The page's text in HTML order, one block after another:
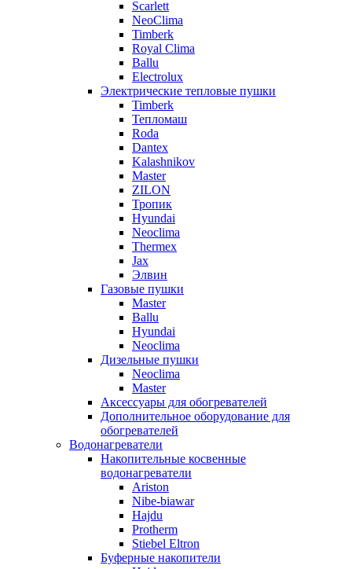
Scarlett
NeoClima
Timberk
Royal Clima
Ballu
Electrolux
Электрические тепловые пушки
Timberk
Тепломаш
Roda
Dantex
Kalashnikov
Master
ZILON
Тропик
Hyundai
Neoclima
Thermex
Jax
Элвин
Газовые пушки
Master
Ballu
Hyundai
Neoclima
Дизельные пушки
Neoclima
Master
Аксессуары для обогревателей
Дополнительное оборудование для
обогревателей
Водонагреватели
Накопительные косвенные
водонагреватели
Ariston
Nibe-biawar
Hajdu
Protherm
Stiebel Eltron
Буферные накопители